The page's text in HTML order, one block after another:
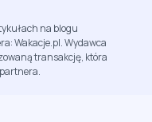
na blogu
Wakacje.pl. Wydawca
transakcję, która